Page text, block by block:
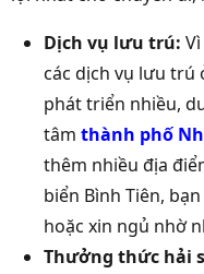
Dịch vụ lưu trú:
các dịch vụ lưu trú
phát triển nhiều,
tâm thành phố
thêm nhiều địa
biển Bình Tiên,
hoặc xin ngủ nhờ
Thưởng thức hải